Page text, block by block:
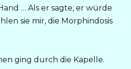
… Als er sagte, er würde
sie mir, die Morphindosis
ging durch die Kapelle.